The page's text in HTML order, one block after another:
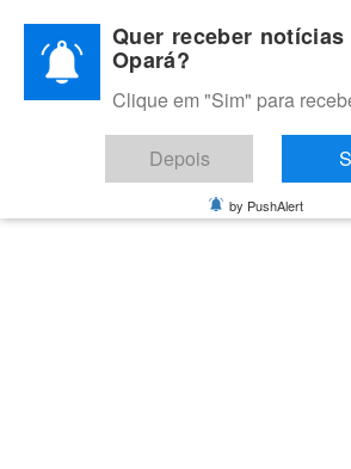
content
BLOG
Melhores notícias de Juazeiro,
Francisco
Quer receber
Opará?
Clique em "Sim" para
Depois
by PushAlert